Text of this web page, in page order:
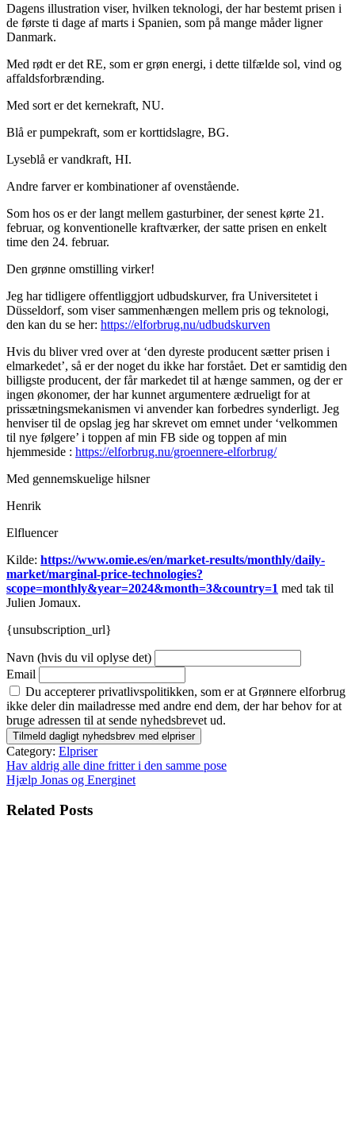
Dagens illustration viser, hvilken teknologi, der har bestemt prisen i
de første ti dage af marts i Spanien, som på mange måder ligner
Danmark.
Med rødt er det RE, som er grøn energi, i dette tilfælde sol, vind og
affaldsforbrænding.
Med sort er det kernekraft, NU.
Blå er pumpekraft, som er korttidslagre, BG.
Lyseblå er vandkraft, HI.
Andre farver er kombinationer af ovenstående.
Som hos os er der langt mellem gasturbiner, der senest kørte 21.
februar, og konventionelle kraftværker, der satte prisen en enkelt
time den 24. februar.
Den grønne omstilling virker!
Jeg har tidligere offentliggjort udbudskurver, fra Universitetet i
Düsseldorf, som viser sammenhængen mellem pris og teknologi,
den kan du se her: https://elforbrug.nu/udbudskurven
Hvis du bliver vred over at ‘den dyreste producent sætter prisen i
elmarkedet’, så er der noget du ikke har forstået. Det er samtidig den
billigste producent, der får markedet til at hænge sammen, og der er
ingen økonomer, der har kunnet argumentere ædrueligt for at
prissætningsmekanismen vi anvender kan forbedres synderligt. Jeg
henviser til de opslag jeg har skrevet om emnet under ‘velkommen
til nye følgere’ i toppen af min FB side og toppen af min
hjemmeside : https://elforbrug.nu/groennere-elforbrug/
Med gennemskuelige hilsner
Henrik
Elfluencer
Kilde: https://www.omie.es/en/market-results/monthly/daily-
market/marginal-price-technologies?
scope=monthly&year=2024&month=3&country=1 med tak til
Julien Jomaux.
{unsubscription_url}
Navn (hvis du vil oplyse det)
Email
Du accepterer privatlivspolitikken, som er at Grønnere elforbrug
ikke deler din mailadresse med andre end dem, der har behov for at
bruge adressen til at sende nyhedsbrevet ud.
Category: Elpriser
Indlægsnavigation
Hav aldrig alle dine fritter i den samme pose
Hjælp Jonas og Energinet
Related Posts